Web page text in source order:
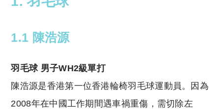
1.1 陳浩源
羽毛球 男子WH2級單打
陳浩源是香港第一位香港輪椅羽毛球運動員。因為
2008年在中國工作期間遇車禍重傷，需切除左